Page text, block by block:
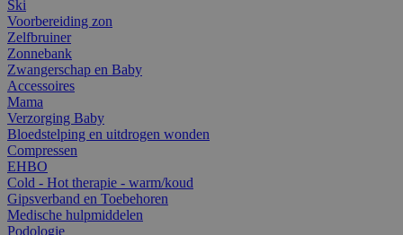
Ski
Voorbereiding zon
Zelfbruiner
Zonnebank
Zwangerschap en Baby
Accessoires
Mama
Verzorging Baby
Bloedstelping en uitdrogen wonden
Compressen
EHBO
Cold - Hot therapie - warm/koud
Gipsverband en Toebehoren
Medische hulpmiddelen
Podologie